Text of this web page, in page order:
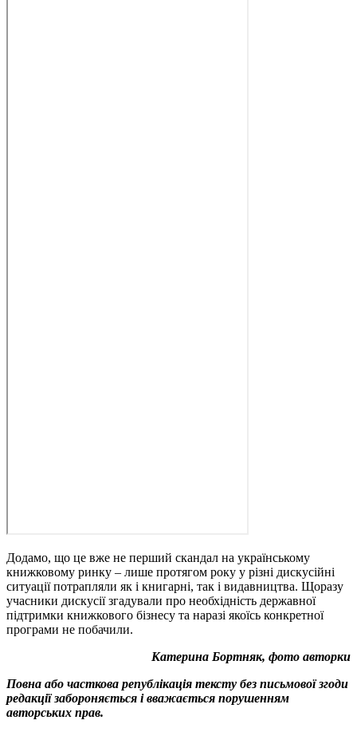
Додамо, що це вже не перший скандал на українському
книжковому ринку – лише протягом року у різні дискусійні
ситуації потрапляли як і книгарні, так і видавництва. Щоразу
учасники дискусії згадували про необхідність державної
підтримки книжкового бізнесу та наразі якоїсь конкретної
програми не побачили.
Катерина Бортняк, фото авторки
Повна або часткова републікація тексту без письмової згоди
редакції забороняється і вважається порушенням
авторських прав.